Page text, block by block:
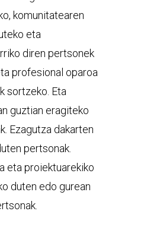
komunitatearen
eta
diren pertsonek
profesional oparoa
sortzeko. Eta
guztian eragiteko
Ezagutza dakarten
pertsonak.
eta proiektuarekiko
duten edo gurean